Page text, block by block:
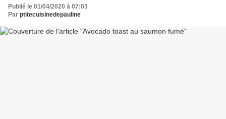
Publié le 01/04/2020 à 07:03
Par ptitecuisinedepauline